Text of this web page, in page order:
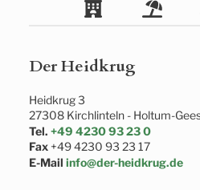
Der Heidkrug
Heidkrug 3
27308 Kirchlinteln - Holtum-
Tel. +49 4230 93 23 0
Fax +49 4230 93 23 17
E-Mail info@der-heidkrug.de